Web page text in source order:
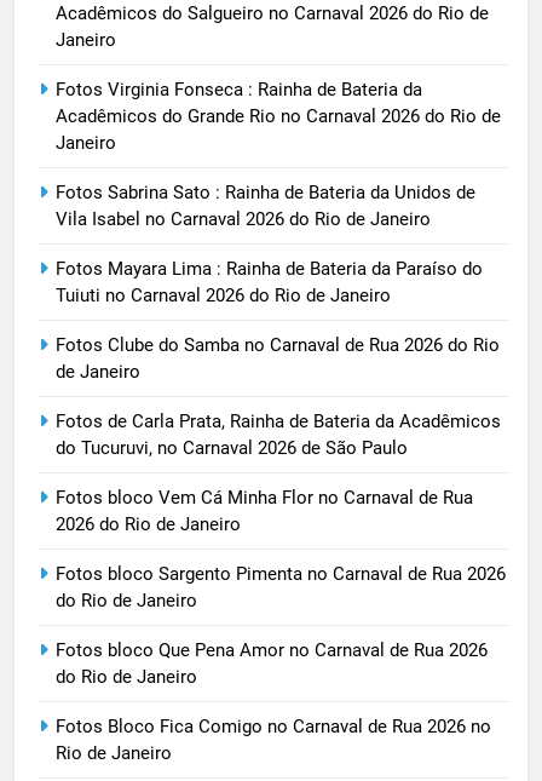
Acadêmicos do Salgueiro no Carnaval 2026 do Rio de
Janeiro
Fotos Virginia Fonseca : Rainha de Bateria da
Acadêmicos do Grande Rio no Carnaval 2026 do Rio de
Janeiro
Fotos Sabrina Sato : Rainha de Bateria da Unidos de
Vila Isabel no Carnaval 2026 do Rio de Janeiro
Fotos Mayara Lima : Rainha de Bateria da Paraíso do
Tuiuti no Carnaval 2026 do Rio de Janeiro
Fotos Clube do Samba no Carnaval de Rua 2026 do Rio
de Janeiro
Fotos de Carla Prata, Rainha de Bateria da Acadêmicos
do Tucuruvi, no Carnaval 2026 de São Paulo
Fotos bloco Vem Cá Minha Flor no Carnaval de Rua
2026 do Rio de Janeiro
Fotos bloco Sargento Pimenta no Carnaval de Rua 2026
do Rio de Janeiro
Fotos bloco Que Pena Amor no Carnaval de Rua 2026
do Rio de Janeiro
Fotos Bloco Fica Comigo no Carnaval de Rua 2026 no
Rio de Janeiro